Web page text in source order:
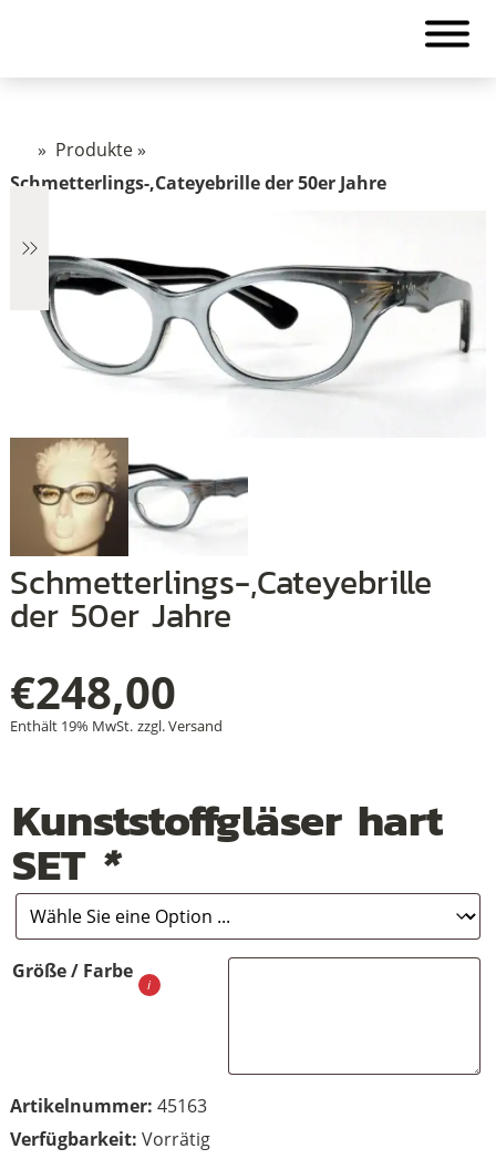
» Produkte»
Schmetterlings-,Cateyebrille der 50er Jahre
Schmetterlings-,Cateyebrille
der 50er Jahre
€248,00
Enthält 19% MwSt. zzgl.Versand
Kunststoffgläser hart
SET *
Größe / Farbe
Artikelnummer: 45163
Vorrätig
+
+